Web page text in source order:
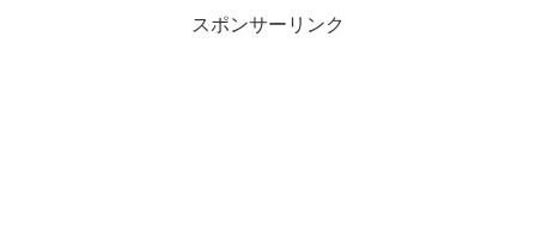
スポンサーリンク